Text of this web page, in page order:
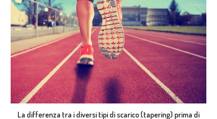
La differenza tra i diversi tipi di scarico (tapering) prima di